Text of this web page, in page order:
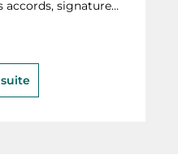
accords, signature…